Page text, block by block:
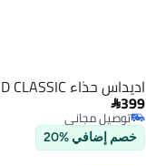
اديداس حذاء HOOPS MID CLASSIC
399
توصيل مجاني
توصيل مجاني
خصم إضافي %20